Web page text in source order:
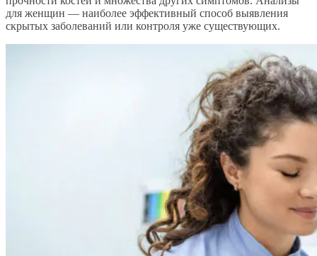
для женщин — наиболее эффективный способ выявления
скрытых заболеваний или контроля уже существующих.